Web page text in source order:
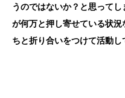
うのではないか？と思って
が何万と押し寄せている状
ちと折り合いをつけて活動し